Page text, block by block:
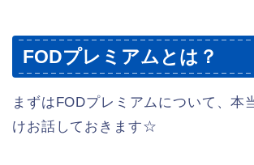
FODプレミアムとは？
まずはFODプレミアムについて、本
けお話しておきます☆